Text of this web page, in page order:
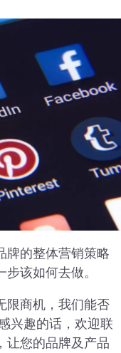
牌的整体营销策略
该如何去做。
限商机，我们能否
兴趣的话，欢迎联
让您的品牌及产品